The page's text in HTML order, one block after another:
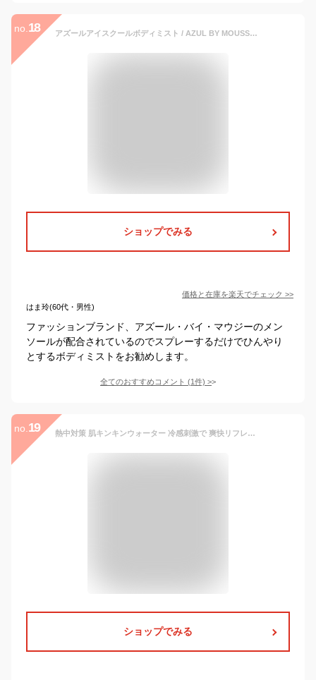
no. 18 アズールアイスクールボディミスト / AZUL BY MOUSSY/アズール バイ マウジー/ユニセックス レディース メンズ/フレグランス
ショップでみる
価格と在庫を楽天でチェック >>
はま玲(60代・男性)
ファッションブランド、アズール・バイ・マウジーのメン
ソールが配合されているのでスプレーするだけでひんやり
とするボディミストをお勧めします。
全てのおすすめコメント (1件) >
no. 19 熱中対策 肌キンキンウォーター 冷感刺激で 爽快リフレッシュ 冷感 ウォーター 160ml 小林製薬
ショップでみる